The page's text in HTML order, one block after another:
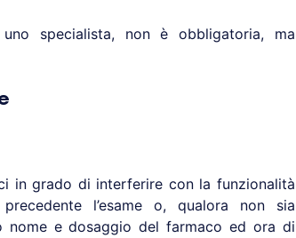
specialista, non è obbligatoria, ma
in grado di interferire con la funzionalità
l’esame o, qualora non sia
nome e dosaggio del farmaco ed ora di